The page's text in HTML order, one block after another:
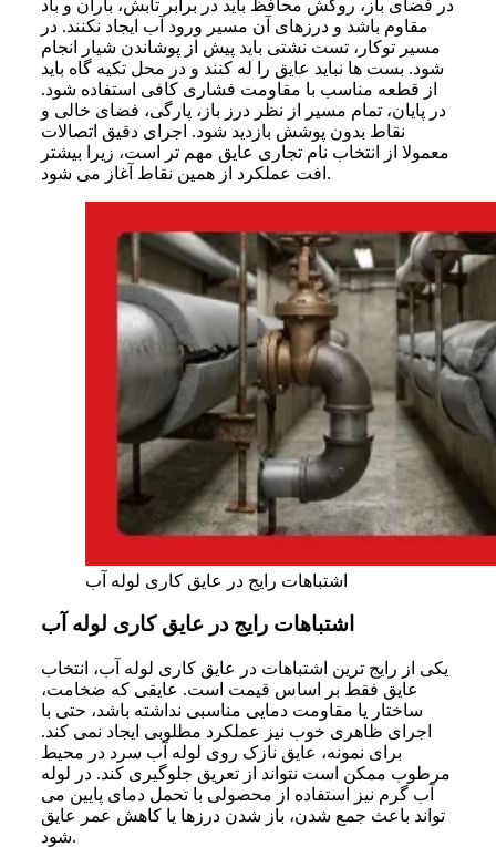
در فضای باز، روکش محافظ باید در برابر تابش، باران و باد
مقاوم باشد و درزهای آن مسیر ورود آب ایجاد نکنند. در
مسیر توکار، تست نشتی باید پیش از پوشاندن شیار انجام
شود. بست ها نباید عایق را له کنند و در محل تکیه گاه باید
از قطعه مناسب با مقاومت فشاری کافی استفاده شود.
در پایان، تمام مسیر از نظر درز باز، پارگی، فضای خالی و
نقاط بدون پوشش بازدید شود. اجرای دقیق اتصالات
معمولا از انتخاب نام تجاری عایق مهم تر است، زیرا بیشتر
افت عملکرد از همین نقاط آغاز می شود.
اشتباهات رایج در عایق کاری لوله آب
اشتباهات رایج در عایق کاری لوله آب
یکی از رایج ترین اشتباهات در عایق کاری لوله آب، انتخاب
عایق فقط بر اساس قیمت است. عایقی که ضخامت،
ساختار یا مقاومت دمایی مناسبی نداشته باشد، حتی با
اجرای ظاهری خوب نیز عملکرد مطلوبی ایجاد نمی کند.
برای نمونه، عایق نازک روی لوله آب سرد در محیط
مرطوب ممکن است نتواند از تعریق جلوگیری کند. در لوله
آب گرم نیز استفاده از محصولی با تحمل دمای پایین می
تواند باعث جمع شدن، باز شدن درزها یا کاهش عمر عایق
شود.